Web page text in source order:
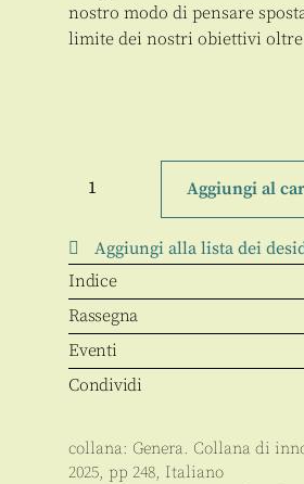
nostro modo di pensare
limite dei nostri obiettivi oltre
quantità
Aggiungi al
Aggiungi alla lista dei
Indice
Rassegna
Eventi
Condividi
collana: Genera. Collana di
2025, pp 248, Italiano